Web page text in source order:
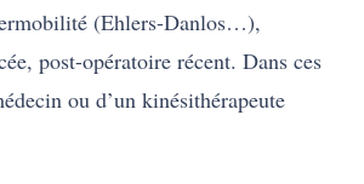
(Ehlers-Danlos…),
post-opératoire récent. Dans ces
ou d’un kinésithérapeute